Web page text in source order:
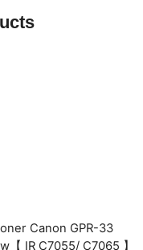
Canon GPR-33
【 IR C7055/ C7065 】